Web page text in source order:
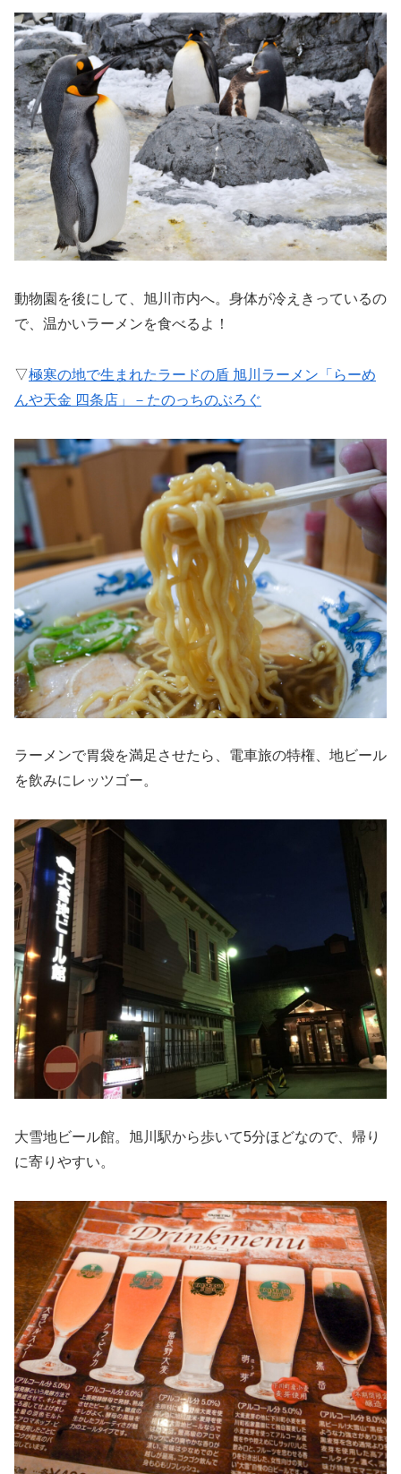
動物園を後にして、旭川市内へ。身体が冷えきっているの
で、温かいラーメンを食べるよ！
▽極寒の地で生まれたラードの盾 旭川ラーメン「らーめ
んや天金 四条店」－たのっちのぶろぐ
ラーメンで胃袋を満足させたら、電車旅の特権、地ビール
を飲みにレッツゴー。
大雪地ビール館。旭川駅から歩いて5分ほどなので、帰り
に寄りやすい。